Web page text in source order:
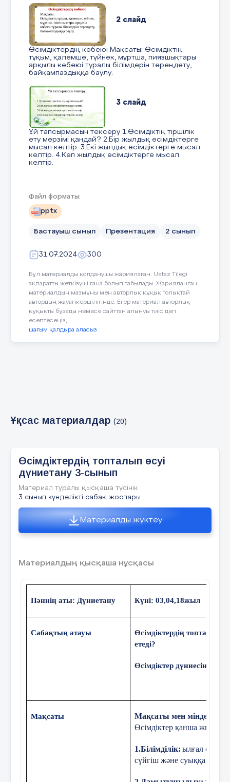
2 слайд
Өсімдіктердің көбеюі Мақсаты: Өсімдіктің
тұқым, қалемше, түйнек, мұртша, пиязшықтары
арқылы көбеюі туралы білімдерін тереңдету,
байқампаздыққа баулу.
3 слайд
Үй тапсырмасын тексеру 1.Өсімдіктің тіршілік
ету мерзімі қандай? 2.Бір жылдық өсімдіктерге
мысал келтір. 3.Екі жылдық өсімдіктерге мысал
келтір. 4.Көп жылдық өсімдіктерге мысал
келтір.
Екі жылдық Күнбағыс, бұрыш, бидай, қызғалдақ
Сәбіз, орамжапырақ Көп жылдық Бақбақ,
5 слайд
ӨСІМДІКТЕРДІҢ КӨБЕЮІ қалемшемен көз
арқылы сұлатпа бұтақтар пиязшықпен
мұртшалармен түбірмен өздігінен құстар
жануарлар адам жел жаңбыр шашу арқылы
7 слайд
Тұқым өсімдіктің жемісінде болады, әр түрлі
жемістегі тұқым саны әр түрлі болады.
Топыраққа түскен тұқымнан жаңа өсімдік өсіп
Жел арқылы Бақбақтың тұқымында арнайы
қашықтыққа жел арқылы тарадады.
10 слайд
11 слайд
Кейбір өсімдіктердің тұқымында арнайы
қармақшалар мен тікендер бар, олар арқылы
құс қауырсындарына, жануардардың жүндеріне
Файл форматы:
pptx
Бастауыш сынып Презентация 2 сынып
31.07.2024 300
Бұл материалды қолданушы жариялаған. Ustaz Tilegi
ақпаратты жеткізуші ғана болып табылады. Жарияланған
материалдың мазмұны мен авторлық құқық толықтай
автордың жауапкершілігінде. Егер материал авторлық
құқықты бұзады немесе сайттан алынуы тиіс деп
есептесеңіз,
шағым қалдыра аласыз
Ұқсас материалдар (20)
Өсімдіктердің топталып өсуі
дүниетану 3-сынып
Материал туралы қысқаша түсінік
3 сынып күнделікті сабақ жоспары
Материалды жүктеу
Материалдың қысқаша нұсқасы
Пәннің аты: Дүниетану Күні: 03,04,18жыл
Сабақтың атауы
Өсімдіктердің топталып
етеді?
Өсімдіктер дүниесін
Мақсаты Мақсаты мен міндеттері
Өсімдіктер қанша жыл
1.Білімділік: ылғал
сүйгіш және суыққа